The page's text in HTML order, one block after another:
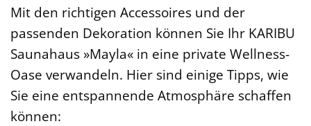
Mit den richtigen Accessoires und der
passenden Dekoration können Sie Ihr KARIBU
Saunahaus »Mayla« in eine private Wellness-
Oase verwandeln. Hier sind einige Tipps, wie
Sie eine entspannende Atmosphäre schaffen
können: